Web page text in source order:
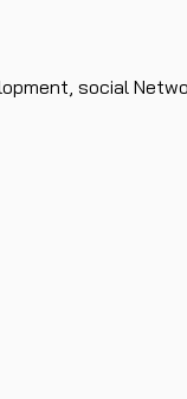
social